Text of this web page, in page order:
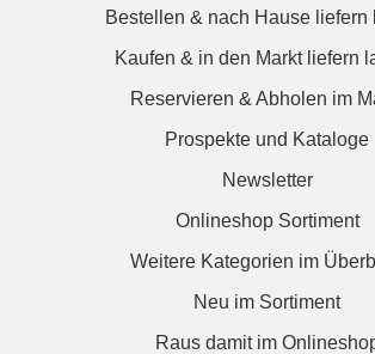
Bestellen & nach Hause liefern
Kaufen & in den Markt liefern
Reservieren & Abholen im
Prospekte und Kataloge
Newsletter
Onlineshop Sortiment
Weitere Kategorien im
Neu im Sortiment
Raus damit im